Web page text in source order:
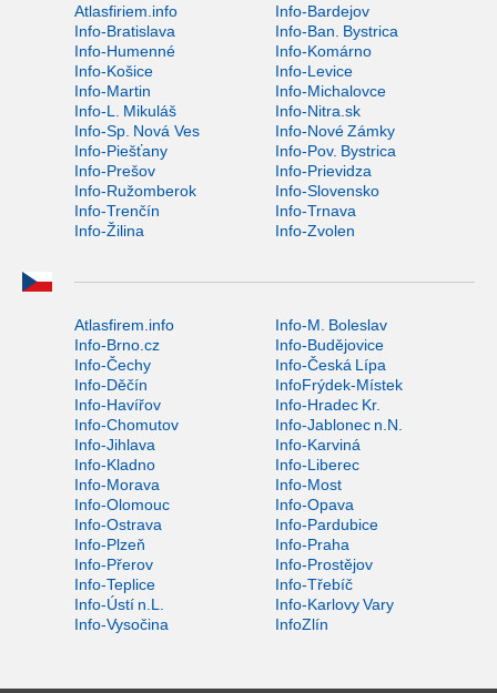
Atlasfiriem.info
Info-Bardejov
Info-Bratislava
Info-Ban. Bystrica
Info-Humenné
Info-Komárno
Info-Košice
Info-Levice
Info-Martin
Info-Michalovce
Info-L. Mikuláš
Info-Nitra.sk
Info-Sp. Nová Ves
Info-Nové Zámky
Info-Piešťany
Info-Pov. Bystrica
Info-Prešov
Info-Prievidza
Info-Ružomberok
Info-Slovensko
Info-Trenčín
Info-Trnava
Info-Žilina
Info-Zvolen
Atlasfirem.info
Info-M. Boleslav
Info-Brno.cz
Info-Budějovice
Info-Čechy
Info-Česká Lípa
Info-Děčín
InfoFrýdek-Místek
Info-Havířov
Info-Hradec Kr.
Info-Chomutov
Info-Jablonec n.N.
Info-Jihlava
Info-Karviná
Info-Kladno
Info-Liberec
Info-Morava
Info-Most
Info-Olomouc
Info-Opava
Info-Ostrava
Info-Pardubice
Info-Plzeň
Info-Praha
Info-Přerov
Info-Prostějov
Info-Teplice
Info-Třebíč
Info-Ústí n.L.
Info-Karlovy Vary
Info-Vysočina
InfoZlín